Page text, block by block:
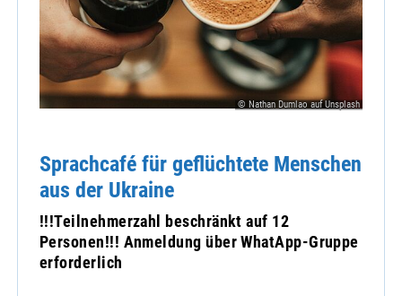
© Nathan Dumlao auf Unsplash
Sprachcafé für geflüchtete Menschen
aus der Ukraine
!!!Teilnehmerzahl beschränkt auf 12
Personen!!! Anmeldung über WhatApp-Gruppe
erforderlich